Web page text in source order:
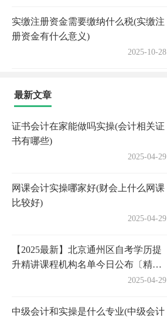
实缴注册资金需要缴纳什么税(实缴注
册资金有什么意义)
2025-10-28
最新文章
证书会计在家能做吗实操(会计相关证
书有哪些)
2025-04-29
网课会计实操哪家好(财会上什么网课
比较好)
2025-04-29
【2025最新】北京通州区自考学历提
升精讲课程机构名单今日公布〔精选
2025-04-29
中级会计和实操是什么专业(中级会计